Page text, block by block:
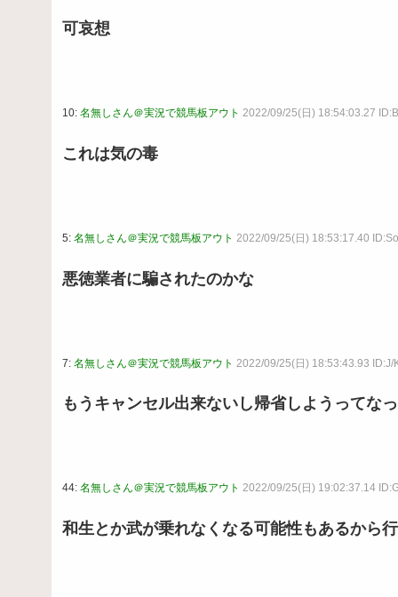
可哀想
10: 名無しさん＠実況で競馬板アウト 2022/09/25(日) 18:54:03.27
これは気の毒
5: 名無しさん＠実況で競馬板アウト 2022/09/25(日) 18:53:17.40
悪徳業者に騙されたのかな
7: 名無しさん＠実況で競馬板アウト 2022/09/25(日) 18:53:43.93 ID:J/
もうキャンセル出来ないし帰省しようってな
44: 名無しさん＠実況で競馬板アウト 2022/09/25(日) 19:02:37.14
和生とか武が乗れなくなる可能性もあるから